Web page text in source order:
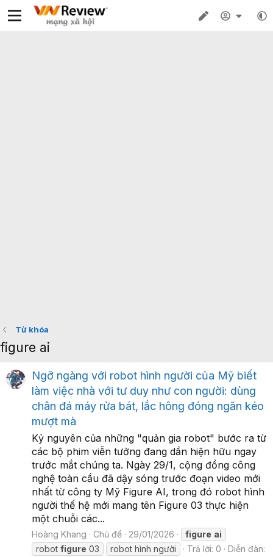
Từ khóa
figure ai
Ngỡ ngàng với robot hình người của Mỹ biết
làm việc nhà với tư duy như con người: dùng
chân đá máy rửa bát, lắc hông đóng ngăn kéo
mượt mà
Kỷ nguyên của những "quản gia robot" bước ra từ
các bộ phim viễn tưởng đang dần hiện hữu ngay
trước mắt chúng ta. Ngày 29/1, cộng đồng công
nghệ toàn cầu đã dậy sóng trước đoạn video mới
nhất từ công ty Mỹ Figure AI, trong đó robot hình
người thế hệ mới mang tên Figure 03 thực hiện
một chuỗi các...
Hoàng Khang Chủ đề 29/01/2026 figure ai
robot figure 03 robot hình người Trả lời: 0
Diễn đàn: